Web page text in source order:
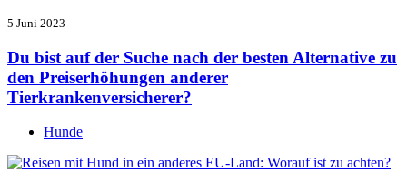
5 Juni 2023
Du bist auf der Suche nach der besten Alternative zu
den Preiserhöhungen anderer
Tierkrankenversicherer?
Hunde